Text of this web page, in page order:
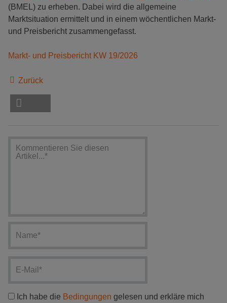
(BMEL) zu erheben. Dabei wird die allgemeine
Marktsituation ermittelt und in einem wöchentlichen Markt-
und Preisbericht zusammengefasst.
Markt- und Preisbericht KW 19/2026
Zurück
Ich habe die Bedingungen gelesen und erkläre mich